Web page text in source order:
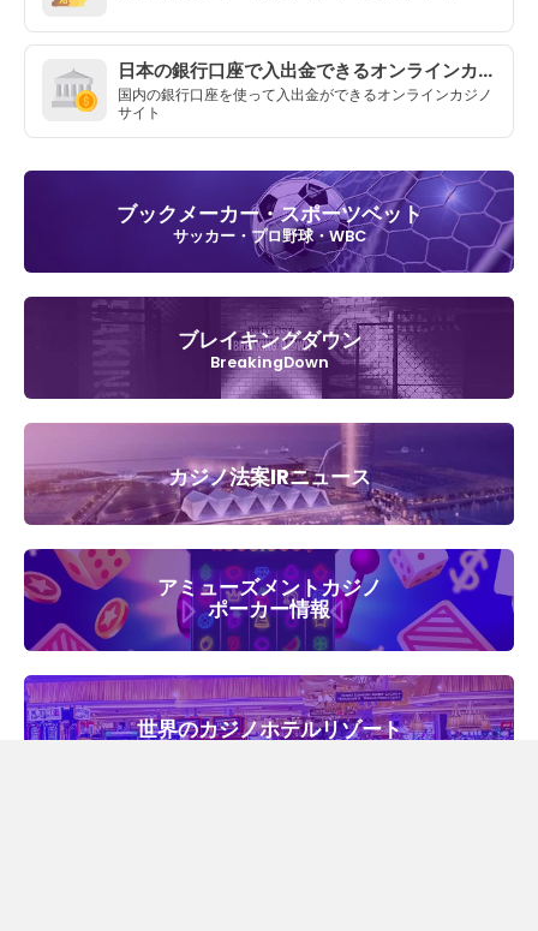
日本の銀行口座で入出金できるオンラインカジノ
国内の銀行口座を使って入出金ができるオンラインカジノ
サイト
ブックメーカー・スポーツベット
サッカー・プロ野球・WBC
ブレイキングダウン
BreakingDown
カジノ法案IRニュース
アミューズメントカジノ
ポーカー情報
世界のカジノホテルリゾート